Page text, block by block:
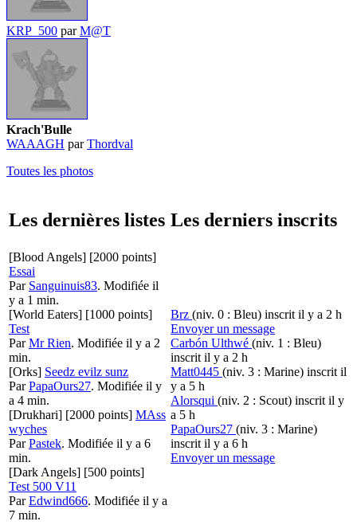
KRP_500 parM@T
Krach'Bulle
WAAAGH parThordval
Toutes les photos
Les dernières listes Les derniers inscrits
[Blood Angels] [2000 points]
Essai
Par Sanguinuis83. Modifiée il
y a 1 min.
[World Eaters] [1000 points]
Test
ParMr Rien. Modifiée il y a 2
min.
[Orks] Seedz evilz sunz
ParPapaOurs27. Modifiée il y
a 4 min.
[Drukhari] [2000 points] MAss
wyches
ParPastek. Modifiée il y a 6
min.
[Dark Angels] [500 points]
Test 500 V11
ParEdwind666. Modifiée il y a
7 min.
Brz (niv. 0 : Bleu) inscrit il y a 2 h
Envoyer un message
Carbón Ulthwé (niv. 1 : Bleu)
inscrit il y a 2 h
Matt0445 (niv. 3 : Marine) inscrit il
y a 5 h
Alorsqui (niv. 2 : Scout) inscrit il y
a 5 h
PapaOurs27 (niv. 3 : Marine)
inscrit il y a 6 h
Envoyer un message